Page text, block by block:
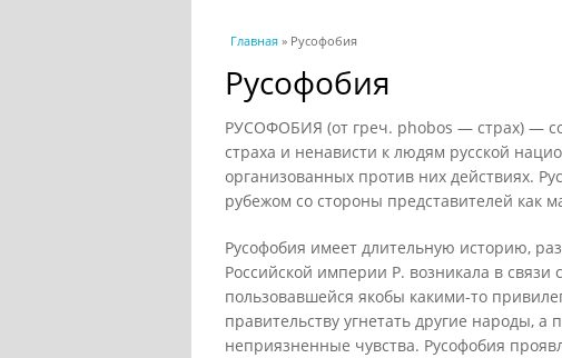
Вы здесь
Главная » Русофобия
Русофобия
РУСОФОБИЯ (от греч. phobos — страх) —
страха и ненависти к людям русской
организованных против них действиях.
рубежом со стороны представителей как
Русофобия имеет длительную историю,
Российской империи Р. возникала в
пользовавшейся якобы какими-то
правительству угнетать другие народы,
неприязненные чувства. Русофобия